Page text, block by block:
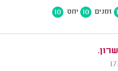
זמנים 10 יחס 10